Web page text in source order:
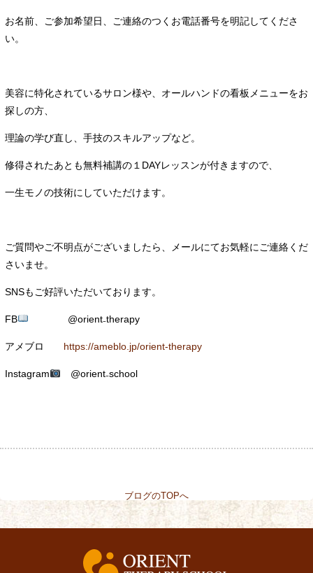
お名前、ご参加希望日、ご連絡のつくお電話番号を明記してくださ
い。
美容に特化されているサロン様や、オールハンドの看板メニューをお
探しの方、
理論の学び直し、手技のスキルアップなど。
修得されたあとも無料補講の１DAYレッスンが付きますので、
一生モノの技術にしていただけます。
ご質問やご不明点がございましたら、メールにてお気軽にご連絡くだ
さいませ。
SNSもご好評いただいております。
FB @orient₋therapy
アメブロ https://ameblo.jp/orient-therapy
Instagram @orient₋school
ブログのTOPへ